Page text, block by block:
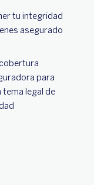
tu integridad
asegurado
para
tema legal de